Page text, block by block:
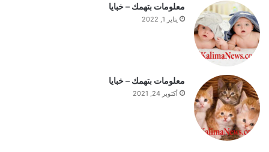
معلومات بتهمك – خبايا
يناير 1, 2022
معلومات بتهمك – خبايا
أكتوبر 24, 2021